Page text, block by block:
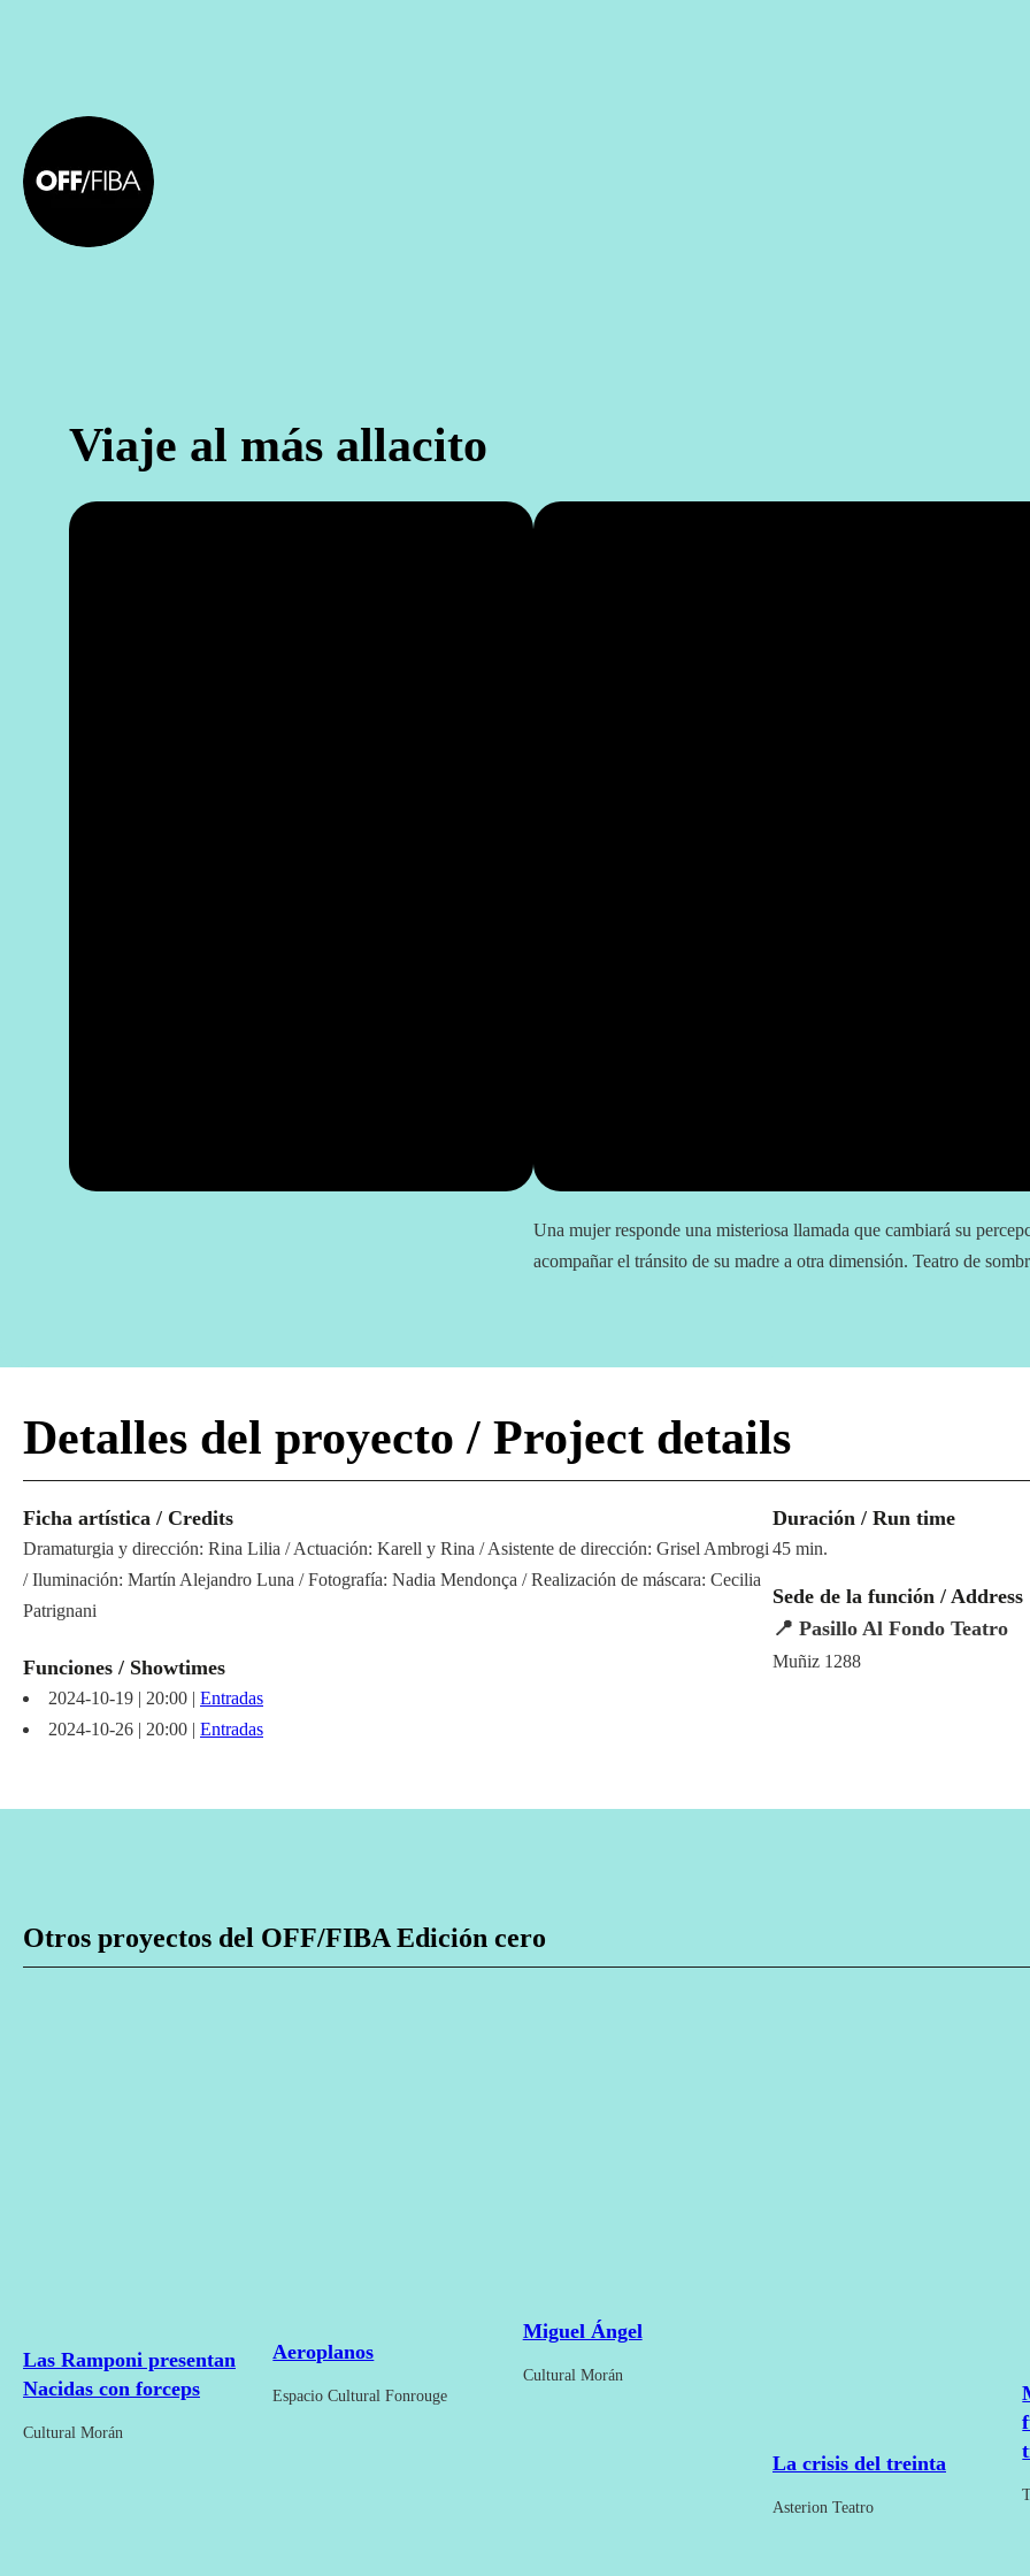
Viaje al más allacito
Una mujer responde una misteriosa llamada que cambiará su
acompañar el tránsito de su madre a otra dimensión. Teatro de
Detalles del proyecto / Project details
Ficha artística / Credits
Dramaturgia y dirección: Rina Lilia / Actuación: Karell y Rina / Asistente de dirección: Grisel Ambrogi
/ Iluminación: Martín Alejandro Luna / Fotografía: Nadia Mendonça / Realización de máscara: Cecilia
Patrignani
Funciones / Showtimes
2024-10-19 | 20:00 | Entradas
2024-10-26 | 20:00 | Entradas
Duración / Run time
45 min.
Sede de la función / Address
📍 Pasillo Al Fondo Teatro
Muñiz 1288
Otros proyectos del OFF/FIBA Edición cero
Las Ramponi presentan
Nacidas con forceps
Cultural Morán
Aeroplanos
Espacio Cultural Fonrouge
Miguel Ángel
Cultural Morán
La crisis del treinta
Asterion Teatro